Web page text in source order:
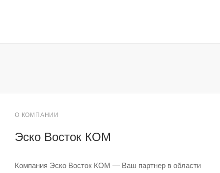
О КОМПАНИИ
Эско Восток КОМ
Компания Эско Восток КОМ — Ваш партнер в области